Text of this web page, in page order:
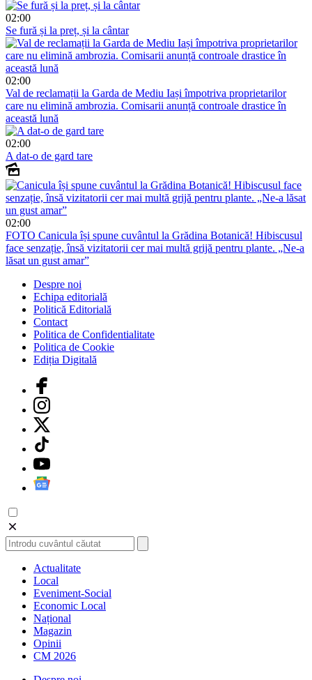
02:00
Se fură și la preț, și la cântar
02:00
Val de reclamații la Garda de Mediu Iași împotriva proprietarilor
care nu elimină ambrozia. Comisarii anunță controale drastice în
această lună
02:00
A dat-o de gard tare
02:00
FOTO Canicula își spune cuvântul la Grădina Botanică! Hibiscusul
face senzație, însă vizitatorii cer mai multă grijă pentru plante. „Ne-a
lăsat un gust amar”
Despre noi
Echipa editorială
Politică Editorială
Contact
Politica de Confidentialitate
Politica de Cookie
Ediția Digitală
Actualitate
Local
Eveniment-Social
Economic Local
Național
Magazin
Opinii
CM 2026